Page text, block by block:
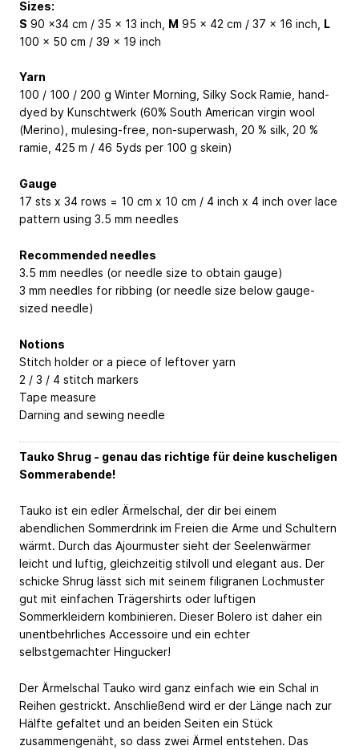
Sizes:
S 90 x34 cm / 35 x 13 inch, M 95 x 42 cm / 37 x 16 inch, L
100 x 50 cm / 39 x 19 inch
Yarn
100 / 100 / 200 g Winter Morning, Silky Sock Ramie, hand-
dyed by Kunschtwerk (60% South American virgin wool
(Merino), mulesing-free, non-superwash, 20 % silk, 20 %
ramie, 425 m / 46 5yds per 100 g skein)
Gauge
17 sts x 34 rows = 10 cm x 10 cm / 4 inch x 4 inch over lace
pattern using 3.5 mm needles
Recommended needles
3.5 mm needles (or needle size to obtain gauge)
3 mm needles for ribbing (or needle size below gauge-
sized needle)
Notions
Stitch holder or a piece of leftover yarn
2 / 3 / 4 stitch markers
Tape measure
Darning and sewing needle
Tauko Shrug - genau das richtige für deine kuscheligen
Sommerabende!
Tauko ist ein edler Ärmelschal, der dir bei einem
abendlichen Sommerdrink im Freien die Arme und Schultern
wärmt. Durch das Ajourmuster sieht der Seelenwärmer
leicht und luftig, gleichzeitig stilvoll und elegant aus. Der
schicke Shrug lässt sich mit seinem filigranen Lochmuster
gut mit einfachen Trägershirts oder luftigen
Sommerkleidern kombinieren. Dieser Bolero ist daher ein
unentbehrliches Accessoire und ein echter
selbstgemachter Hingucker!
Der Ärmelschal Tauko wird ganz einfach wie ein Schal in
Reihen gestrickt. Anschließend wird er der Länge nach zur
Hälfte gefaltet und an beiden Seiten ein Stück
zusammengenäht, so dass zwei Ärmel entstehen. Das